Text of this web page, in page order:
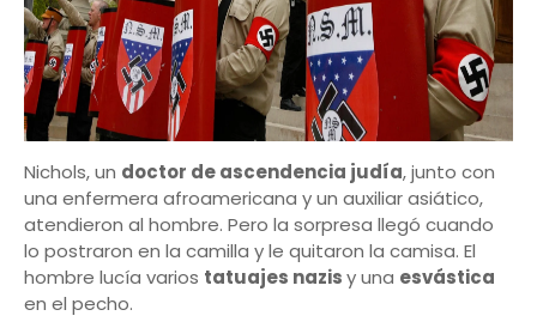
Nichols, un doctor de ascendencia judía, junto con
una enfermera afroamericana y un auxiliar asiático,
atendieron al hombre. Pero la sorpresa llegó cuando
lo postraron en la camilla y le quitaron la camisa. El
hombre lucía varios tatuajes nazisy una esvástica
en el pecho.